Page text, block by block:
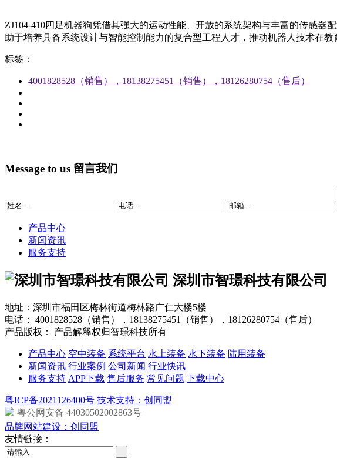
ZJ104-410四足机器狗凭借其强大的运动性能、开放的系统架构与丰富的传感
助于培养具备系统设计与智能控制能力的复合型工程人才，推动机器人技术在教
标签：
4001828528（销售），18138275451（销售），18126280754（售后）
Message to us 留言我们
产品中心
新闻资讯
服务支持
深圳市智璟科技有限公司
地址：深圳市福田区梅林街道梅林路广仁大楼5楼
电话： 4001828528（销售），18138275451（销售），18126280754（售后）
产品版权： 产品解释权归智璟科技所有
产品中心 空中装备 系统平台 水上装备 水下装备 陆用装备
新闻资讯 行业案例 公司新闻 行业快讯
服务支持 APP下载 售后服务 常见问题 下载中心
粤ICP备2021126400号 技术支持：创同盟
粤公网安备 44030502002863号
品牌网站建设：创同盟
友情链接：